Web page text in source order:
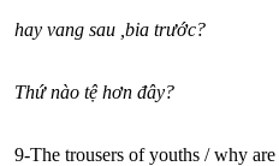
hay vang sau ,bia trước?
Thứ nào tệ hơn đây?
9-The trousers of youths / why